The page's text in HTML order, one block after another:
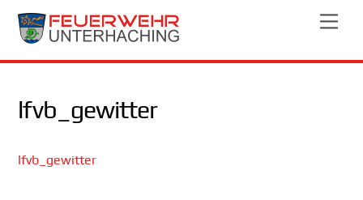
Skip
lfvb_gewitter
lfvb_gewitter